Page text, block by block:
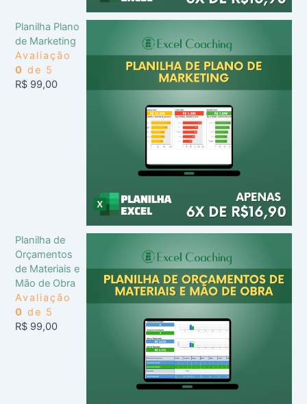
Planilha Plano
de Marketing
Avaliação
0 de 5
R$ 99,00
Planilha de
Orçamentos
de Materiais e
Mão de Obra
Avaliação
0 de 5
R$ 99,00